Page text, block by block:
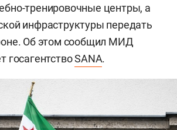
тренировочные центры, а
инфраструктуры передать
Об этом сообщил МИД
госагентствоSANA.